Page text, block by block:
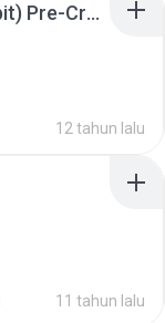
Sony Vegas Pro 12.0.770 (64-bit) Pre-Cracked.zip
12 tahun lalu
11 tahun lalu